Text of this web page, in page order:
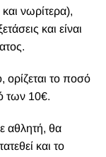
νωρίτερα),
και είναι
το ποσό
των 10€.
αθλητή, θα
και το